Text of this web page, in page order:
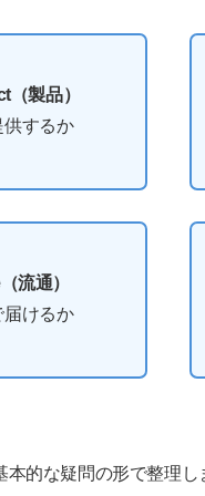
（製品）
供するか
流通）
届けるか
的な疑問の形で整理し